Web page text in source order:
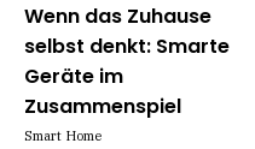
Wenn das Zuhause
selbst denkt: Smarte
Geräte im
Zusammenspiel
Smart Home